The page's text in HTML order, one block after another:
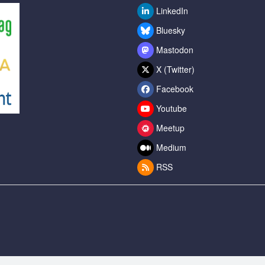
LinkedIn
Bluesky
Mastodon
X (Twitter)
Facebook
Youtube
Meetup
Medium
RSS